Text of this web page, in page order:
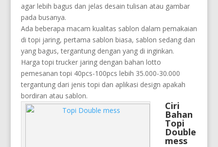
agar lebih bagus dan jelas desain tulisan atau gambar
pada busanya.
Ada beberapa macam kualitas sablon dalam pemakaian
di topi jaring, pertama sablon biasa, sablon sedang dan
yang bagus, tergantung dengan yang di inginkan.
Harga topi trucker jaring dengan bahan lotto
pemesanan topi 40pcs-100pcs lebih 35.000-30.000
tergantung dari jenis topi dan aplikasi design apakah
bordiran atau sablon.
Ciri
Bahan
Topi
Double
mess